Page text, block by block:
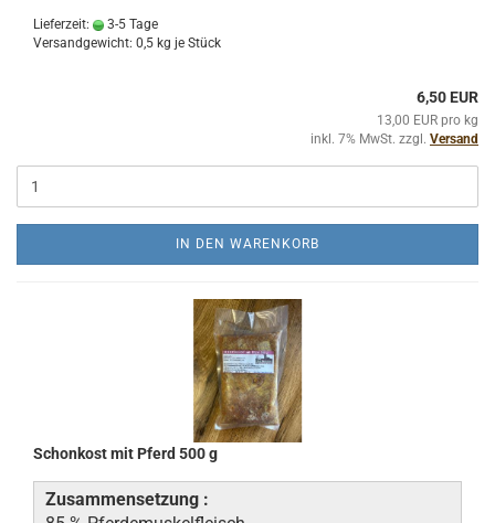
Lieferzeit:
3-5 Tage
Versandgewicht: 0,5 kg je Stück
6,50 EUR
13,00 EUR pro kg
inkl. 7% MwSt. zzgl. Versand
IN DEN WARENKORB
Schonkost mit Pferd 500 g
Zusammensetzung :